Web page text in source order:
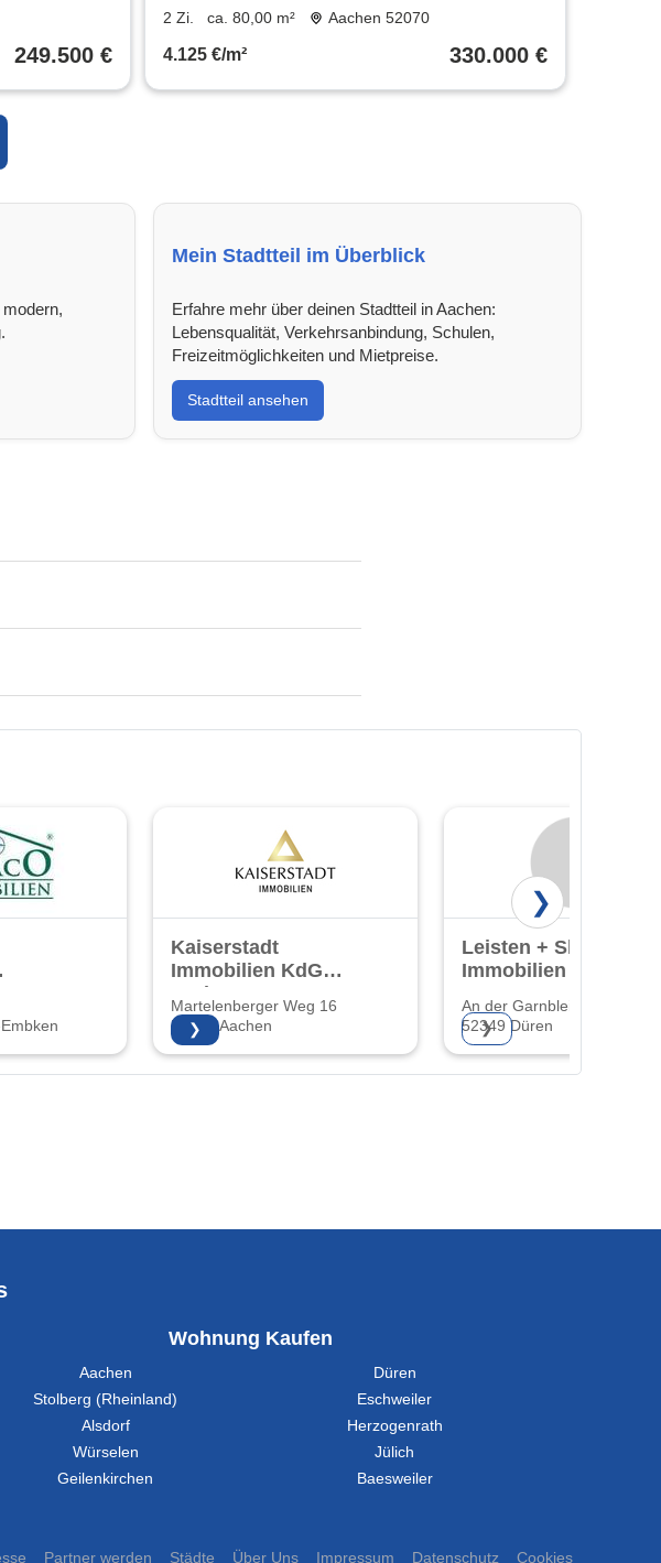
249.500 €
Dachterrasse
2 Zi. ca. 80,00 m² Aachen 52070
4.125 €/m² 330.000 €
Mein Stadtteil im Überblick
Erfahre mehr über deinen Stadtteil in Aachen:
Lebensqualität, Verkehrsanbindung, Schulen,
Freizeitmöglichkeiten und Mietpreise.
Stadtteil ansehen
Kaiserstadt
Immobilien KdG
GmbH & Co. KG
Martelenberger Weg 16
52066 Aachen
❯
Leisten + Sharif
Immobilien GmbH
An der Garnbleiche 12
52349 Düren
❯
❯
Wohnung Kaufen
Aachen
Düren
Stolberg (Rheinland)
Eschweiler
Alsdorf
Herzogenrath
Würselen
Jülich
Geilenkirchen
Baesweiler
Partner werden Städte Über Uns Impressum Datenschutz Cookies